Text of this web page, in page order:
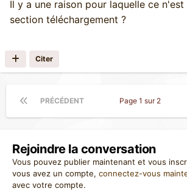
Il y a une raison pour laquelle ce n'est
section téléchargement ?
Citer
PRÉCÉDENT Page 1 sur 2
Rejoindre la conversation
Vous pouvez publier maintenant et vous
vous avez un compte, connectez-vous
avec votre compte.